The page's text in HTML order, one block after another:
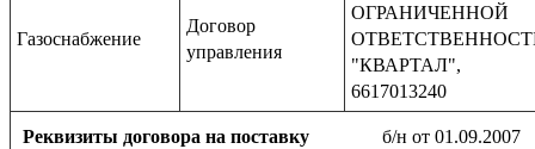
Газоснабжение
Договор
управления
ОГРАНИЧЕННОЙ
"КВАРТАЛ",
6617013240
Реквизиты договора на поставку
б/н от 01.09.2007